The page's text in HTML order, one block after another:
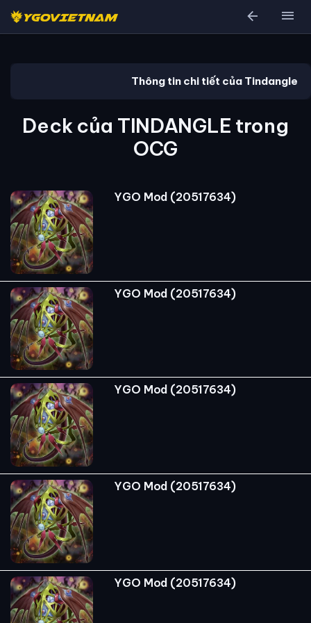
arrow_back menu
Thông tin chi tiết của Tindangle
Deck của TINDANGLE trong
OCG
YGO Mod (20517634)
YGO Mod (20517634)
YGO Mod (20517634)
YGO Mod (20517634)
YGO Mod (20517634)